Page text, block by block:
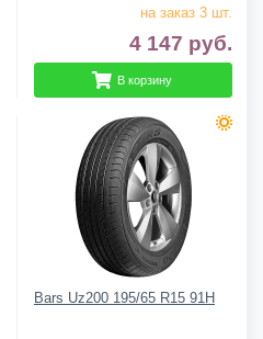
на заказ 3 шт.
4 147 руб.
В корзину
Bars Uz200 195/65 R15 91H